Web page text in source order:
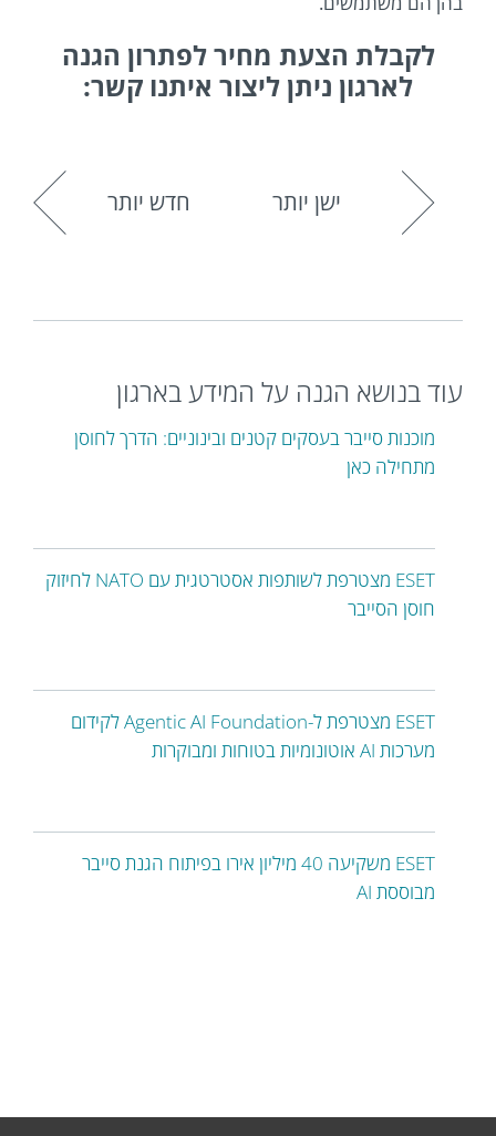
לקבלת הצעת מחיר לפתרון הגנה
לארגון ניתן ליצור איתנו קשר:
ישן יותר חדש יותר
עוד בנושא הגנה על המידע בארגון
מוכנות סייבר בעסקים קטנים ובינוניים: הדרך לחוסן
מתחילה כאן
ESET מצטרפת לשותפות אסטרטגית עם NATO לחיזוק
חוסן הסייבר
ESET מצטרפת ל-Agentic AI Foundation לקידום
מערכות AI אוטונומיות בטוחות ומבוקרות
ESET משקיעה 40 מיליון אירו בפיתוח הגנת סייבר
מבוססת AI